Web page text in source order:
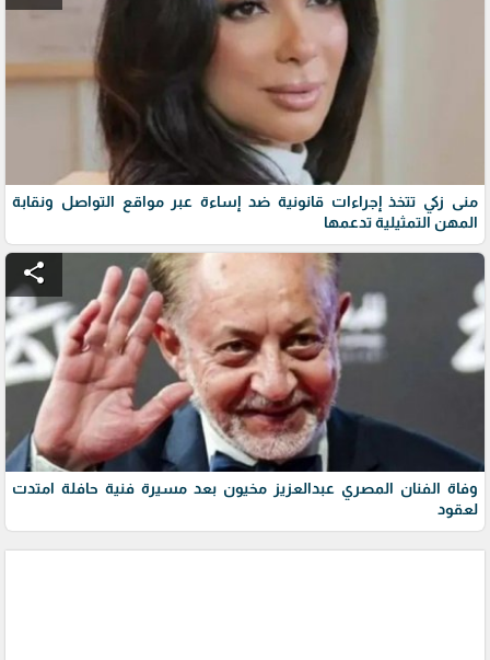
منى زكي تتخذ إجراءات قانونية ضد إساءة عبر مواقع التواصل ونقابة
المهن التمثيلية تدعمها
share
وفاة الفنان المصري عبدالعزيز مخيون بعد مسيرة فنية حافلة امتدت
لعقود